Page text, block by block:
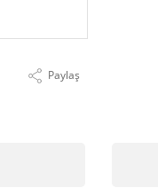
Paylaş